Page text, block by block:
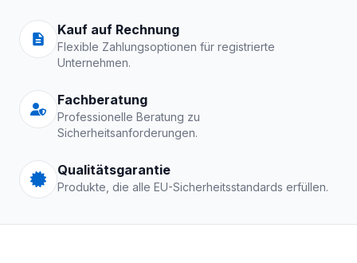
Kauf auf Rechnung
Flexible Zahlungsoptionen für registrierte
Unternehmen.
Fachberatung
Professionelle Beratung zu
Sicherheitsanforderungen.
Qualitätsgarantie
Produkte, die alle EU-Sicherheitsstandards erfüllen.